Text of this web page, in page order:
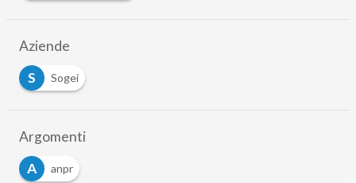
Aziende
S
Sogei
Argomenti
A
anpr